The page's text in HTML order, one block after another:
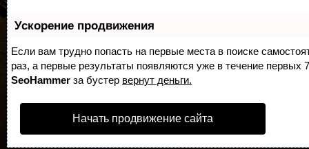
Ускорение продвижения
Если вам трудно попасть на первые места в поиске
раз, а первые результаты появляются уже в течение первых
SeoHammer за бустер вернут деньги.
Начать продвижение сайта